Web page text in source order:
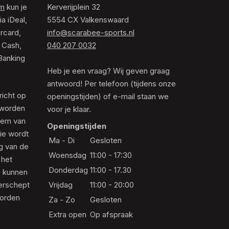
kun je
iDeal,
op
worden
van
wordt
van de
Kerverijplein 32
5554 CX Valkenswaard
info@scarabee-sports.nl
040 207 0032
Heb je een vraag? Wij geven graag
antwoord! Per telefoon (tijdens onze
openingstijden) of e-mail staan we
voor je klaar.
Openingstijden
Ma - Di
Gesloten
Woensdag 11:00 - 17:30
Donderdag 11:00 - 17.30
Vrijdag
11:00 - 20:00
Za - Zo
Gesloten
Extra open Op afspraak